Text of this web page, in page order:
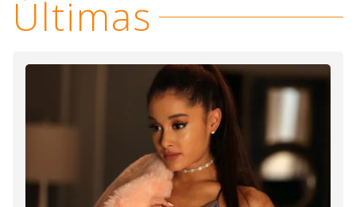
Últimas